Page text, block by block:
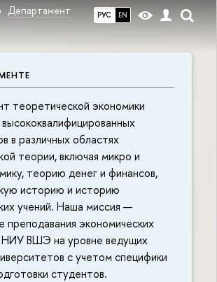
РУС EN
Департамент
теоретической экономики
в различных областях
теории, включая микро и
теорию денег и финансов,
историю и историю
учений. Наша миссия —
преподавания экономических
НИУ ВШЭ на уровне ведущих
с учетом специфики
студентов.